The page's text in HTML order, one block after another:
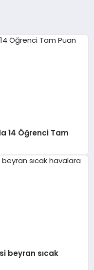
14 Öğrenci Tam
beyran sıcak